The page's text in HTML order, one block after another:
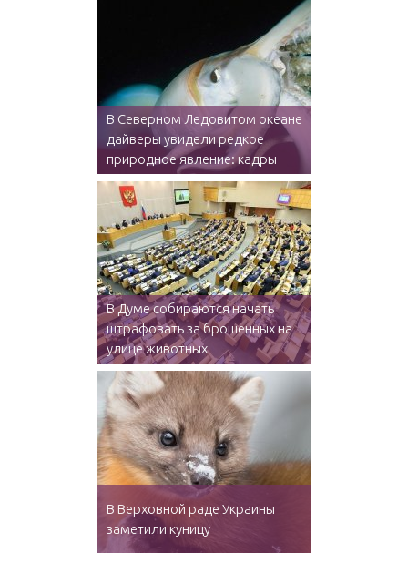
В Северном Ледовитом океане
дайверы увидели редкое
природное явление: кадры
В Думе собираются начать
штрафовать за брошенных на
улице животных
В Верховной раде Украины
заметили куницу